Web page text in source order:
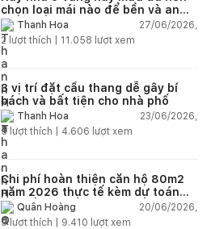
chọn loại mái nào để bền và an
toàn?Thanh Hoa
27/06/2026,
2 lượt thích | 11.058 lượt xem
3 vị trí đặt cầu thang dễ gây bí
bách và bất tiện cho nhà phố
Thanh Hoa
23/06/2026,
5 lượt thích | 4.606 lượt xem
Chi phí hoàn thiện căn hộ 80m2
năm 2026 thực tế kèm dự toán
chi tiết từng hạng mục
Quân Hoàng
20/06/2026,
9lượt thích | 9.410 lượt xem